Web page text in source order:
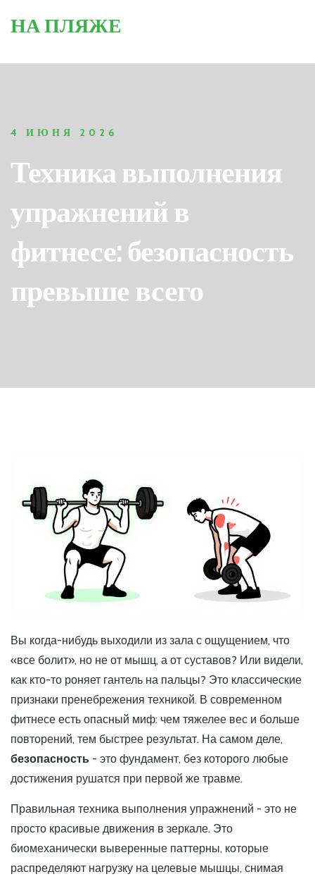
НА ПЛЯЖЕ
4 ИЮНЯ 2026
Техника выполнения
упражнений в
фитнесе: безопасность
превыше всего
Вы когда-нибудь выходили из зала с ощущением, что
«все болит», но не от мышц, а от суставов? Или видели,
как кто-то роняет гантель на пальцы? Это классические
признаки пренебрежения техникой. В современном
фитнесе есть опасный миф: чем тяжелее вес и больше
повторений, тем быстрее результат. На самом деле,
безопасность - это фундамент, без которого любые
достижения рушатся при первой же травме.
Правильная техника выполнения упражнений - это не
просто красивые движения в зеркале. Это
биомеханически выверенные паттерны, которые
распределяют нагрузку на целевые мышцы, снимая